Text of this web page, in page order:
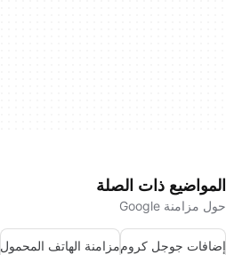
المواضيع ذات الصلة
حول مزامنة Google
إضافات جوجل كروممزامنة الهاتف المحمول